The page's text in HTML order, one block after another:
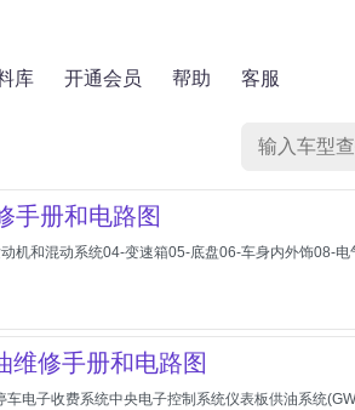
库 开通会员 帮助 客服
手册和电路图
机和混动系统04-变速箱05-底盘06-车身内外饰08-
维修手册和电路图
电子收费系统中央电子控制系统仪表板供油系统